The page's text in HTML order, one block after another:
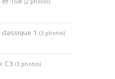
classique 1(3 photos)
C3(3 photos)